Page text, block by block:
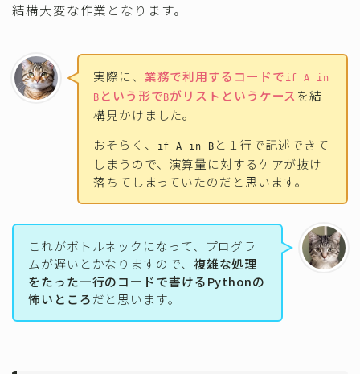
結構大変な作業となります。
実際に、 業務で利用するコードで if A in
B という形でBがリストというケース を結
構見かけました。
おそらく、
if A in B と１行で記述できて
しまうので、演算量に対するケアが抜け
落ちてしまっていたのだと思います。
これがボトルネックになって、プログラ
ムが遅いとかなりますので、 複雑な処理
をたった一行のコードで書けるPythonの
怖いところだと思います。